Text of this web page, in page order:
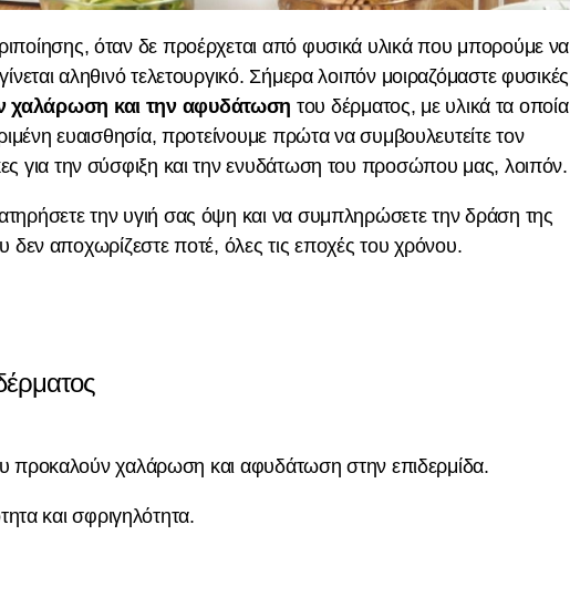
όταν δε προέρχεται από φυσικά υλικά που μπορούμε να
αληθινό τελετουργικό. Σήμερα λοιπόν μοιραζόμαστε φυσικές
χαλάρωση και την αφυδάτωση του δέρματος, με υλικά τα οποία
ευαισθησία, προτείνουμε πρώτα να συμβουλευτείτε τον
για την σύσφιξη και την ενυδάτωση του προσώπου μας, λοιπόν.
την υγιή σας όψη και να συμπληρώσετε την δράση της
δεν αποχωρίζεστε ποτέ, όλες τις εποχές του χρόνου.
προκαλούν χαλάρωση και αφυδάτωση στην επιδερμίδα.
και σφριγηλότητα.